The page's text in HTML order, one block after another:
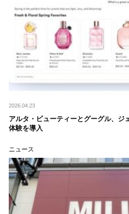
2026.04.23
アルタ・ビューティーとグーグル、ジ
体験を導入
ニュース